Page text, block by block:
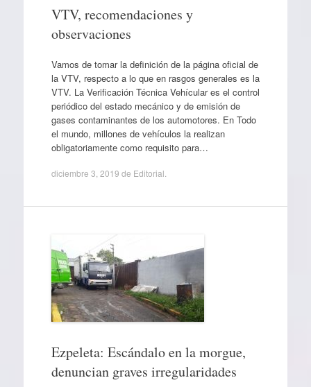
VTV, recomendaciones y
observaciones
Vamos de tomar la definición de la página oficial de
la VTV, respecto a lo que en rasgos generales es la
VTV. La Verificación Técnica Vehícular es el control
periódico del estado mecánico y de emisión de
gases contaminantes de los automotores. En Todo
el mundo, millones de vehículos la realizan
obligatoriamente como requisito para…
diciembre 3, 2019 de Editorial
Ezpeleta: Escándalo en la morgue,
denuncian graves irregularidades